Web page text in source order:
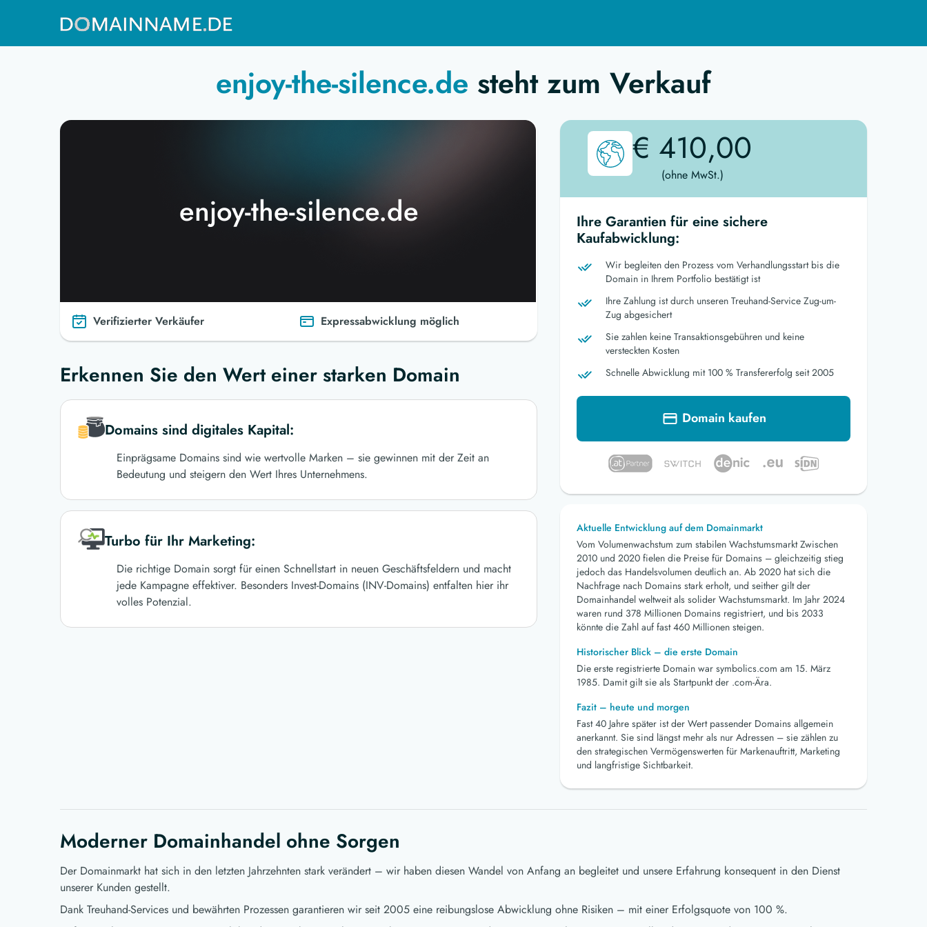
enjoy-the-silence.de steht zum Verkauf
enjoy-the-silence.de
Verifizierter Verkäufer Expressabwicklung möglich
Erkennen Sie den Wert einer starken Domain
Domains sind digitales Kapital:
Einprägsame Domains sind wie wertvolle Marken – sie gewinnen mit der Zeit an
Bedeutung und steigern den Wert Ihres Unternehmens.
Turbo für Ihr Marketing:
Die richtige Domain sorgt für einen Schnellstart in neuen Geschäftsfeldern und macht
jede Kampagne effektiver. Besonders Invest-Domains (INV-Domains) entfalten hier ihr
volles Potenzial.
€ 410,00
(ohne MwSt.)
Ihre Garantien für eine sichere
Kaufabwicklung:
Wir begleiten den Prozess vom Verhandlungsstart bis die
Domain in Ihrem Portfolio bestätigt ist
Ihre Zahlung ist durch unseren Treuhand-Service Zug-um-
Zug abgesichert
Sie zahlen keine Transaktionsgebühren und keine
versteckten Kosten
Schnelle Abwicklung mit 100 % Transfererfolg seit 2005
Domain kaufen
Aktuelle Entwicklung auf dem Domainmarkt
Vom Volumenwachstum zum stabilen Wachstumsmarkt Zwischen
2010 und 2020 fielen die Preise für Domains – gleichzeitig stieg
jedoch das Handelsvolumen deutlich an. Ab 2020 hat sich die
Nachfrage nach Domains stark erholt, und seither gilt der
Domainhandel weltweit als solider Wachstumsmarkt. Im Jahr 2024
waren rund 378 Millionen Domains registriert, und bis 2033
könnte die Zahl auf fast 460 Millionen steigen.
Historischer Blick – die erste Domain
Die erste registrierte Domain war symbolics.com am 15. März
1985. Damit gilt sie als Startpunkt der .com-Ära.
Fazit – heute und morgen
Fast 40 Jahre später ist der Wert passender Domains allgemein
anerkannt. Sie sind längst mehr als nur Adressen – sie zählen zu
den strategischen Vermögenswerten für Markenauftritt, Marketing
und langfristige Sichtbarkeit.
Moderner Domainhandel ohne Sorgen
Der Domainmarkt hat sich in den letzten Jahrzehnten stark verändert – wir haben diesen Wandel von Anfang an begleitet und unsere Erfahrung konsequent in den Dienst
unserer Kunden gestellt.
Dank Treuhand-Services und bewährten Prozessen garantieren wir seit 2005 eine reibungslose Abwicklung ohne Risiken – mit einer Erfolgsquote von 100 %.